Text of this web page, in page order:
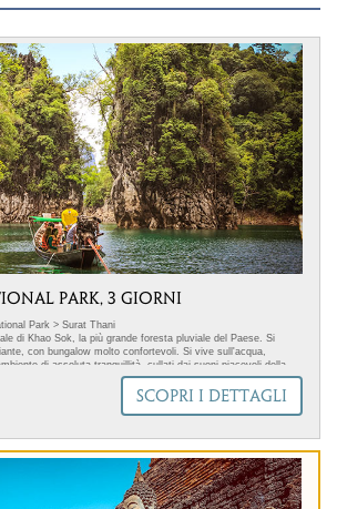
PARK, 3 GIORNI
Park > Surat Thani
di Khao Sok, la più grande foresta pluviale del Paese. Si
con bungalow molto confortevoli. Si vive sull'acqua,
di assoluta tranquillità, cullati dai suoni piacevoli della
*/ margin-bottom: 5px; /* Aggiunge spazio sotto
partner che condividono con Mappamondo valori, scelte di
di un fornitore Travelife Partner, un riconoscimento che
SCOPRI I DETTAGLI